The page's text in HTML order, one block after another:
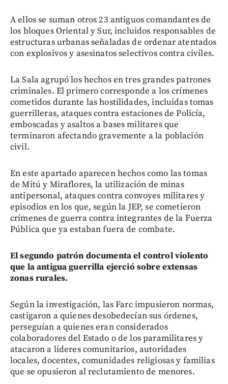
A ellos se suman otros 23 antiguos comandantes de
los bloques Oriental y Sur, incluidos responsables de
estructuras urbanas señaladas de ordenar atentados
con explosivos y asesinatos selectivos contra civiles.
La Sala agrupó los hechos en tres grandes patrones
criminales. El primero corresponde a los crímenes
cometidos durante las hostilidades, incluidas tomas
guerrilleras, ataques contra estaciones de Policía,
emboscadas y asaltos a bases militares que
terminaron afectando gravemente a la población
civil.
En este apartado aparecen hechos como las tomas
de Mitú y Miraflores, la utilización de minas
antipersonal, ataques contra convoyes militares y
episodios en los que, según la JEP, se cometieron
crímenes de guerra contra integrantes de la Fuerza
Pública que ya estaban fuera de combate.
El segundo patrón documenta el control violento
que la antigua guerrilla ejerció sobre extensas
zonas rurales.
Según la investigación, las Farc impusieron normas,
castigaron a quienes desobedecían sus órdenes,
perseguían a quienes eran considerados
colaboradores del Estado o de los paramilitares y
atacaron a líderes comunitarios, autoridades
locales, docentes, comunidades religiosas y familias
que se opusieron al reclutamiento de menores.